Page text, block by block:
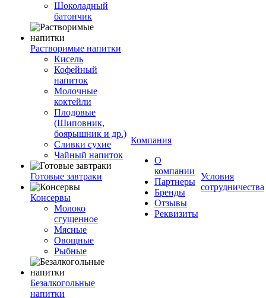
Шоколадный
батончик
Растворимые напитки
Кисель
Кофейный
напиток
Молочные
коктейли
Плодовые
(Шиповник,
боярышник и др.)
Сливки сухие
Чайный напиток
Готовые завтраки
Консервы
Молоко
сгущенное
Мясные
Овощные
Рыбные
Безалкогольные
напитки
Компания
О
компании
Партнеры
Бренды
Отзывы
Реквизиты
Условия
сотрудничества